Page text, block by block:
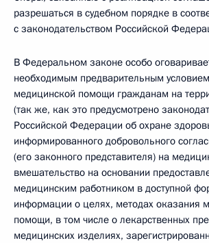
разрешаться в судебном порядке в
с законодательством Российской
В Федеральном законе особо
необходимым предварительным
медицинской помощи гражданам на
(так же, как это предусмотрено
Российской Федерации об охране
информированного добровольного
(его законного представителя) на
вмешательство на основании
медицинским работником в доступной
информации о целях, методах оказания
помощи, в том числе о лекарственных
медицинских изделиях,